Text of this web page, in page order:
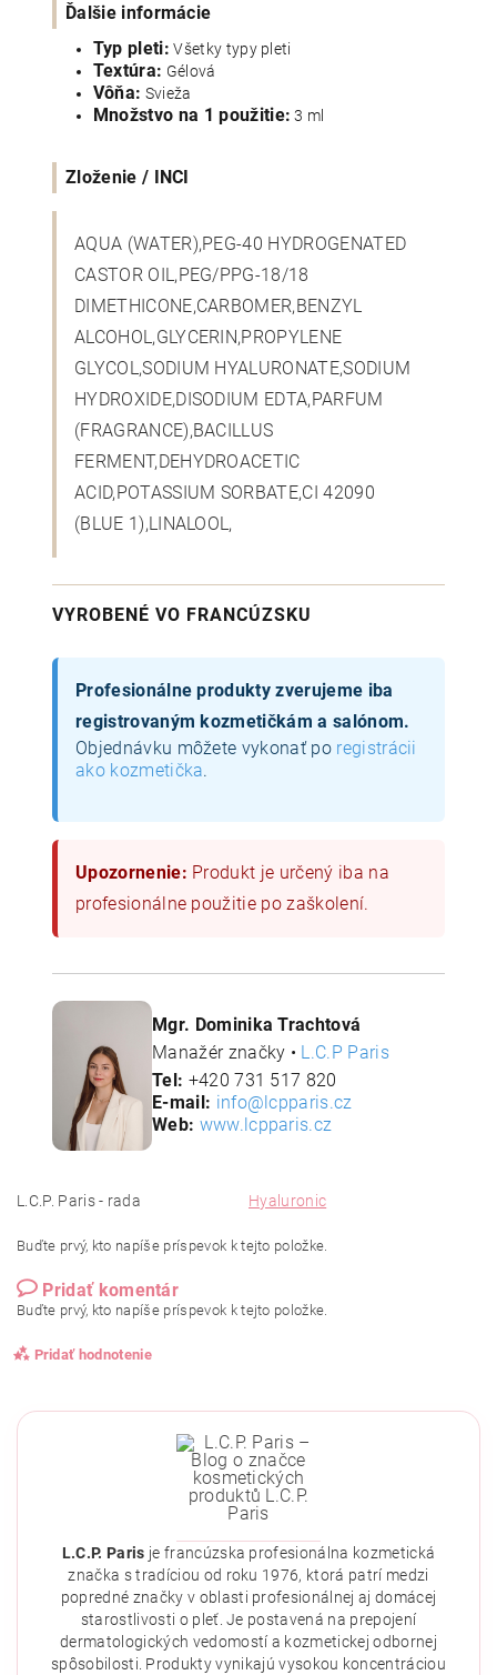
Ďalšie informácie
Typ pleti: Všetky typy pleti
Textúra: Gélová
Vôňa: Svieža
Množstvo na 1 použitie: 3 ml
Zloženie / INCI
AQUA (WATER),PEG-40 HYDROGENATED
CASTOR OIL,PEG/PPG-18/18
DIMETHICONE,CARBOMER,BENZYL
ALCOHOL,GLYCERIN,PROPYLENE
GLYCOL,SODIUM HYALURONATE,SODIUM
HYDROXIDE,DISODIUM EDTA,PARFUM
(FRAGRANCE),BACILLUS
FERMENT,DEHYDROACETIC
ACID,POTASSIUM SORBATE,CI 42090
(BLUE 1),LINALOOL,
VYROBENÉ VO FRANCÚZSKU
Profesionálne produkty zverujeme iba
registrovaným kozmetičkám a salónom.
Objednávku môžete vykonať po registrácii
ako kozmetička.
Upozornenie: Produkt je určený iba na
profesionálne použitie po zaškolení.
Mgr. Dominika Trachtová
Manažér značky • L.C.P Paris
Tel: +420 731 517 820
E-mail: info@lcpparis.cz
Web: www.lcpparis.cz
L.C.P. Paris - rada Hyaluronic
Buďte prvý, kto napíše príspevok k tejto položke.
Pridať komentár
Buďte prvý, kto napíše príspevok k tejto položke.
Pridať hodnotenie
L.C.P. Paris je francúzska profesionálna kozmetická
značka s tradíciou od roku 1976, ktorá patrí medzi
popredné značky v oblasti profesionálnej aj domácej
starostlivosti o pleť. Je postavená na prepojení
dermatologických vedomostí a kozmetickej odbornej
spôsobilosti. Produkty vynikajú vysokou koncentráciou